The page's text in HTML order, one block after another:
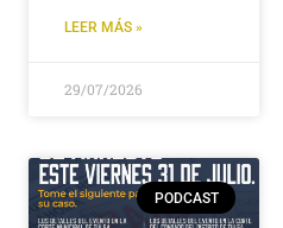
LEER MÁS »
29/07/2026
PODCAST